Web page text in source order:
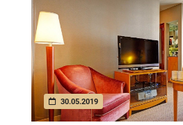
30.05.2019